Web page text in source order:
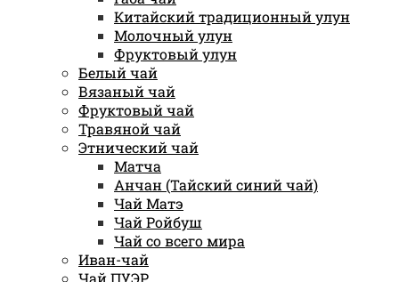
Китайский традиционный улун
Молочный улун
Фруктовый улун
Белый чай
Вязаный чай
Фруктовый чай
Травяной чай
Этнический чай
Матча
Анчан (Тайский синий чай)
Чай Матэ
Чай Ройбуш
Чай со всего мира
Иван-чай
Чай ПУЭР